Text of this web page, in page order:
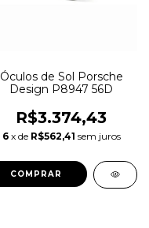
Óculos de Sol Porsche
Design P8947 56D
R$3.374,43
6 x de R$562,41 sem juros